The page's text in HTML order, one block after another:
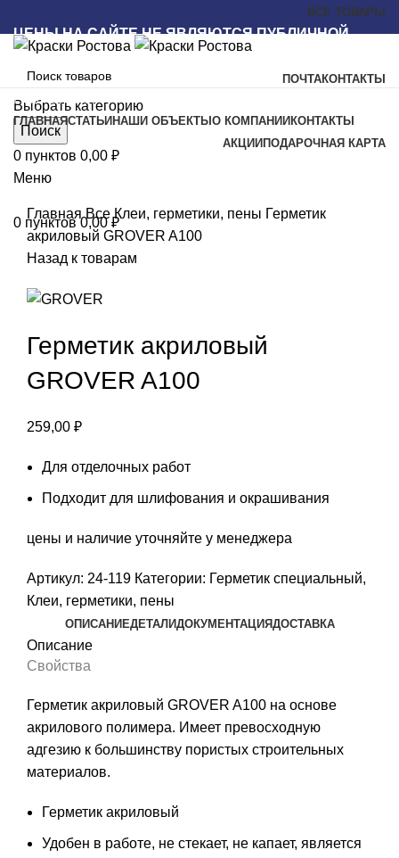
ВСЕ ТОВАРЫ
ЦЕНЫ НА САЙТЕ НЕ ЯВЛЯЮТСЯ ПУБЛИЧНОЙ
ОФЕРТОЙ
ПОЧТАКОНТАКТЫ
Выбрать категорию
Поиск
0 пунктов 0,00 ₽
Меню
0 пунктов 0,00₽
Наш каталог
ГЛАВНАЯСТАТЬИ НАШИ ОБЪЕКТЫ О КОМПАНИИ КОНТАКТЫ
АКЦИИ ПОДАРОЧНАЯ КАРТА
ГлавнаяВсеКлеи, герметики, пены Герметик
акриловый GROVER A100
Назад к товарам
Герметик акриловый
GROVER A100
259,00 ₽
Для отделочных работ
Подходит для шлифования и окрашивания
цены и наличие уточняйте у менеджера
Артикул: 24-119 Категории: Герметик специальный,
Клеи, герметики, пены
ОПИСАНИЕДЕТАЛИДОКУМЕНТАЦИЯДОСТАВКА
Описание
Свойства
Герметик акриловый GROVER A100 на основе
акрилового полимера. Имеет превосходную
адгезию к большинству пористых строительных
материалов.
Герметик акриловый
Удобен в работе, не стекает, не капает, является